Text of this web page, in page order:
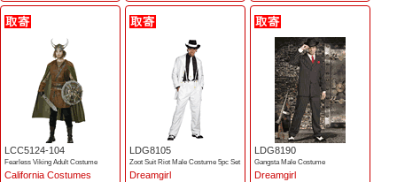
LCC5124-104
Fearless Viking Adult Costume
California Costumes
LDG8105
Zoot Suit Riot Male Costume 5pc Set
Dreamgirl
LDG8190
Gangsta Male Costume
Dreamgirl